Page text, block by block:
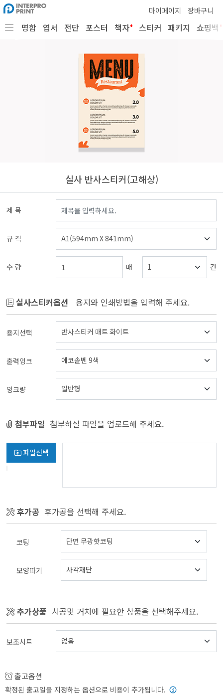
마이페이지 장바구니
명함 엽서 전단 포스터 책자• 스티커 패키지 쇼핑백•
실사 반사스티커(고해상)
제 목
규 격
수 량 매 건
실사스티커옵션 용지와 인쇄방법을 입력해 주세요.
용지선택
출력잉크
잉크량
첨부파일 첨부하실 파일을 업로드해 주세요.
파일선택
후가공 후가공을 선택해 주세요.
코팅
모양따기
추가상품 시공및 거치에 필요한 상품을 선택해주세요.
보조시트
출고옵션
확정된 출고일을 지정하는 옵션으로 비용이 추가됩니다.